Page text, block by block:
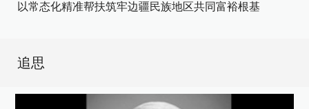
以常态化精准帮扶筑牢边疆民族地区共同富裕根基
追思